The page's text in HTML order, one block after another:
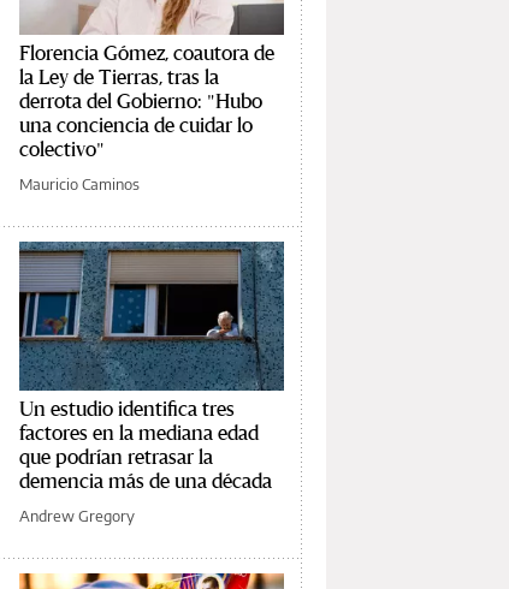
Florencia Gómez, coautora de
la Ley de Tierras, tras la
derrota del Gobierno: "Hubo
una conciencia de cuidar lo
colectivo"
Mauricio Caminos
Un estudio identifica tres
factores en la mediana edad
que podrían retrasar la
demencia más de una década
Andrew Gregory